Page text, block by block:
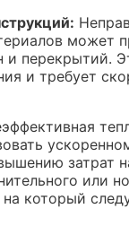
может
и перекрытий.
и требует
затрат
или
который